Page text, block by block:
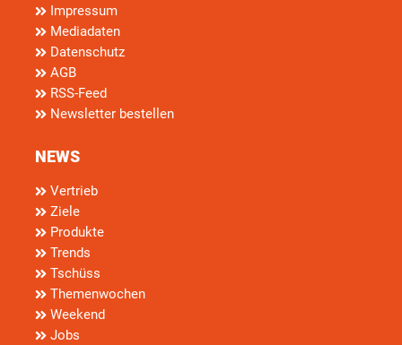
Impressum
Mediadaten
Datenschutz
AGB
RSS-Feed
Newsletter bestellen
NEWS
Vertrieb
Ziele
Produkte
Trends
Tschüss
Themenwochen
Weekend
Jobs